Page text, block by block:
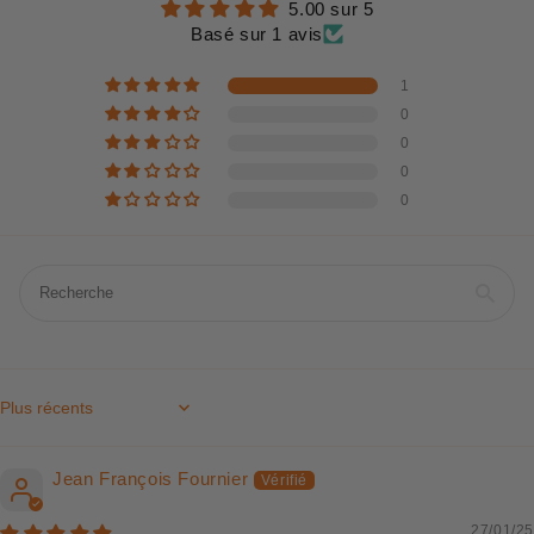
5.00 sur 5
Basé sur 1 avis
1
0
0
0
0
Sort by
Jean François Fournier